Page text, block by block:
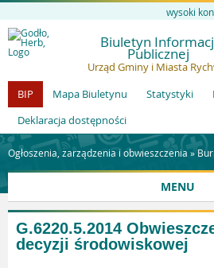
wysoki
Biuletyn
Publicznej
Urząd Gminy i Miasta
BIP
Mapa Biuletynu Statystyki
Deklaracja dostępności
Ogłoszenia, zarządzenia i obwieszczenia »
MENU
G.6220.5.2014
decyzji środowiskowej